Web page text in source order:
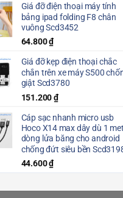
Giá đỡ điện thoại máy tính
bảng ipad folding F8 chân
vuông Scd3452
64.800₫
Giá đỡ kẹp điện thoại chắc
chắn trên xe máy S500
giật Scd3780
151.200₫
Cáp sạc nhanh micro usb
Hoco X14 max dây dù 1
dòng lửa băng cho android
chống đứt siêu bền
44.600₫